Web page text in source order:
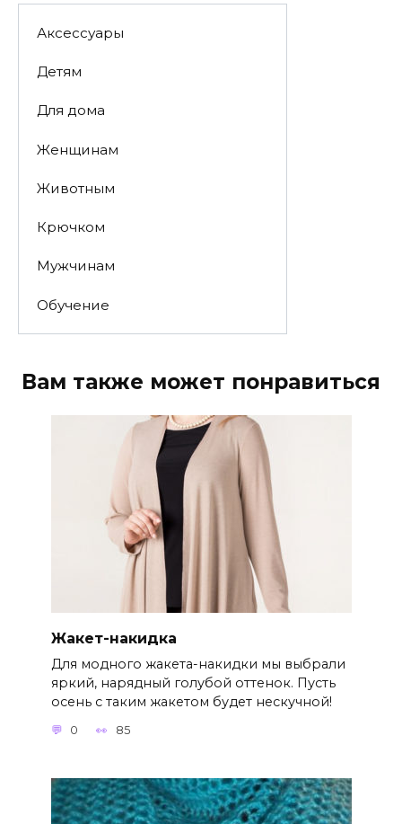
Аксессуары
Детям
Для дома
Женщинам
Животным
Крючком
Мужчинам
Обучение
Вам также может понравиться
Жакет-накидка
Для модного жакета-накидки мы выбрали
яркий, нарядный голубой оттенок. Пусть
осень с таким жакетом будет нескучной!
0 85